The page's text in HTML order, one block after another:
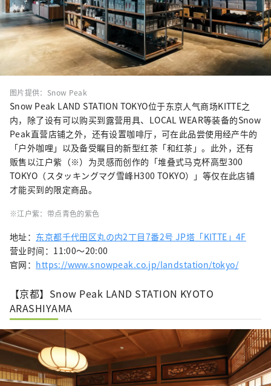
图片提供：Snow Peak
Snow Peak LAND STATION TOKYO位于东京人气商场KITTE之
内，除了设有可以购买到露营用具、LOCAL WEAR等装备的Snow
Peak直营店铺之外，还有设置咖啡厅，可在此品尝使用经产牛的
「户外咖哩」以及备受瞩目的新型红茶「和红茶」。此外，还有
贩售以江户紫（※）为灵感而创作的「堆叠式马克杯高型300
TOKYO（スタッキングマグ雪峰H300 TOKYO）」等仅在此店铺
才能买到的限定商品。
※江户紫：带点青色的紫色
地址： 东京都千代田区丸の内2丁目7番2号 JP塔「KITTE」4F
营业时间：11:00～20:00
官网： https://www.snowpeak.co.jp/landstation/tokyo/
【京都】Snow Peak LAND STATION KYOTO
ARASHIYAMA